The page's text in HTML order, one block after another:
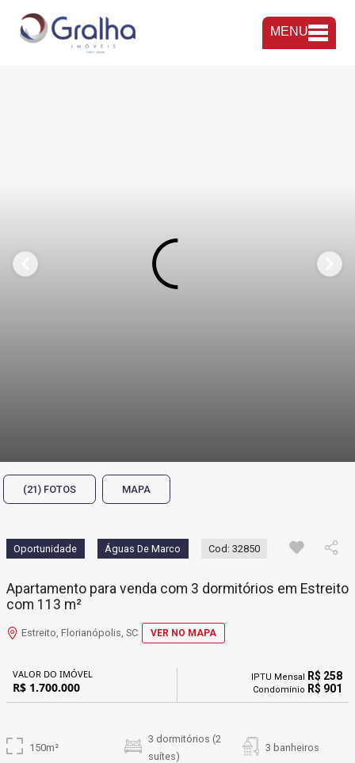
MENU
(21) FOTOS MAPA
Oportunidade Águas De Marco Cod: 32850
Apartamento para venda com 3 dormitórios em Estreito
com 113 m²
Estreito, Florianópolis, SC VER NO MAPA
VALOR DO IMÓVEL
R$ 1.700.000
IPTU Mensal R$ 258
Condomínio R$ 901
150m²
3 dormitórios (2
suítes)
3 banheiros